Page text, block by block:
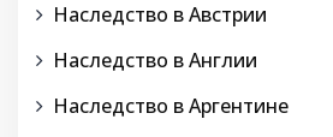
Наследство в Австрии
Наследство в Англии
Наследство в Аргентине